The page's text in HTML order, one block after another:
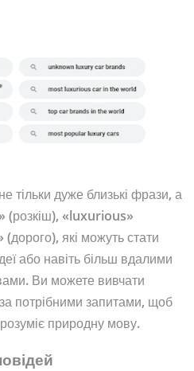
тільки дуже близькі фрази, а
(розкіш), «luxurious»
які можуть стати
або навіть більш вдалими
Ви можете вивчати
потрібними запитами, щоб
природну мову.